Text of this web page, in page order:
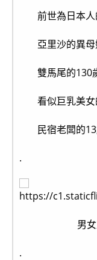
前世為日本
亞里沙的異
雙馬尾的130
看似巨乳美
民宿老闆的
.
男
.